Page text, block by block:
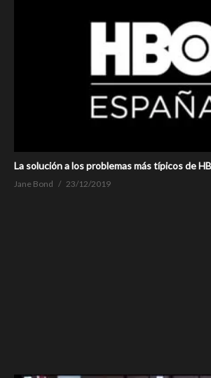
La solución a los problemas más típicos de
Jane Bond 23/12/2019